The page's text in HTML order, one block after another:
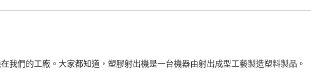
我們的工廠。大家都知道，塑膠射出機是一台機器由射出成型工藝製造塑料製品。